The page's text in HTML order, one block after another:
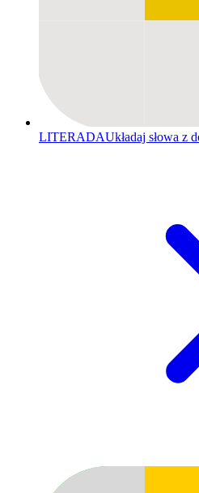
LITERADAUkładaj słowa z